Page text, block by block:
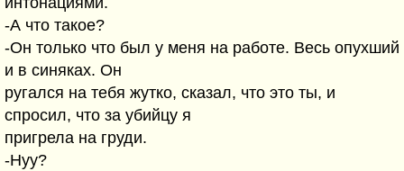
-А что такое?
-Он только что был у меня на работе. Весь опухший
и в синяках. Он
ругался на тебя жутко, сказал, что это ты, и
спросил, что за убийцу я
пригрела на груди.
-Нуу?